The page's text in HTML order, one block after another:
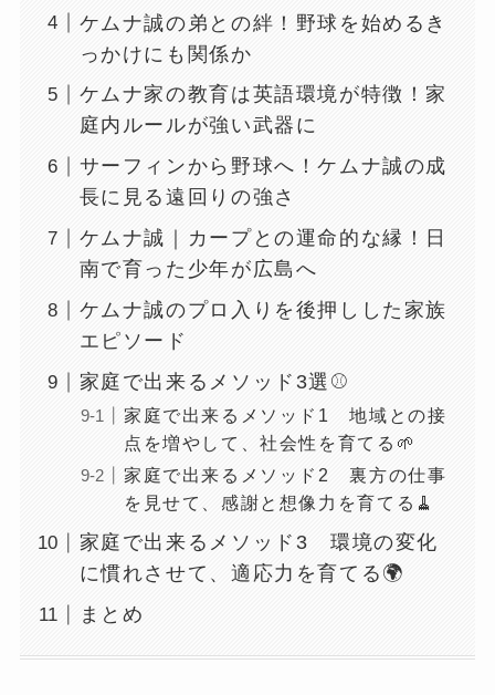
ケムナ誠の弟との絆！野球を始めるき
っかけにも関係か
ケムナ家の教育は英語環境が特徴！家
庭内ルールが強い武器に
サーフィンから野球へ！ケムナ誠の成
長に見る遠回りの強さ
ケムナ誠｜カープとの運命的な縁！日
南で育った少年が広島へ
ケムナ誠のプロ入りを後押しした家族
エピソード
家庭で出来るメソッド3選⚾️
家庭で出来るメソッド1 地域との接
点を増やして、社会性を育てる🌱
家庭で出来るメソッド2 裏方の仕事
を見せて、感謝と想像力を育てる🧹
家庭で出来るメソッド3 環境の変化
に慣れさせて、適応力を育てる🌍
まとめ